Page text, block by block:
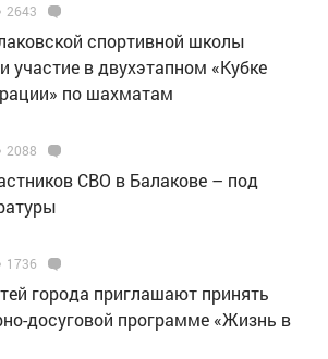
2643
спортивной школы
участие в двухэтапном «Кубке
по шахматам
2088
СВО в Балакове – под
1736
города приглашают принять
досуговой программе «Жизнь в